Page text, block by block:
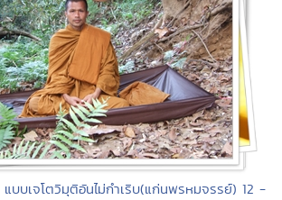
บบเจโตวิมุติอันไม่กำเริบ(แก่นพรหมจรรย์) 12 -